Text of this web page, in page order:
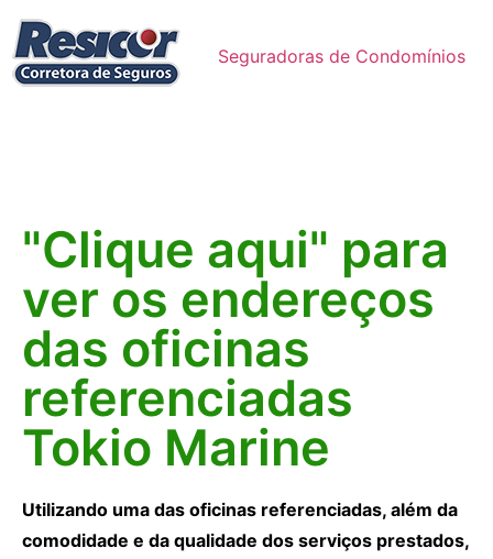
Seguradoras de Condomínios
"Clique aqui" para
ver os endereços
das oficinas
referenciadas
Tokio Marine
Utilizando uma das oficinas referenciadas, além da
comodidade e da qualidade dos serviços prestados,